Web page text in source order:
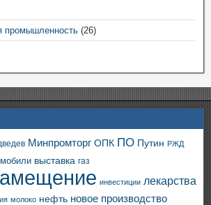
промышленность (26)
Минпромторг ОПК ПО Путин РЖД
выставка газ
инвестиции лекарства
молоко нефть новое производство